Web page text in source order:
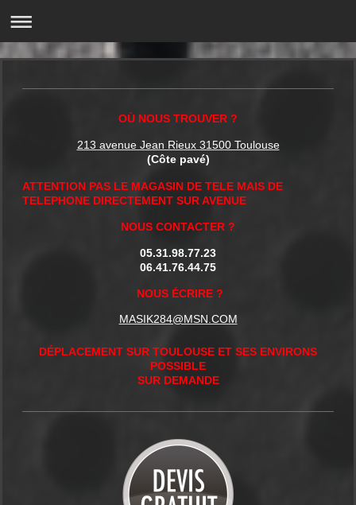
OÙ NOUS TROUVER ?
213 avenue Jean Rieux 31500 Toulouse
(Côte pavé)
ATTENTION PAS LE MAGASIN DE TELE MAIS DE
TELEPHONE DIRECTEMENT SUR AVENUE
NOUS CONTACTER ?
05.31.98.77.23
06.41.76.44.75
NOUS ÉCRIRE ?
MASIK284@MSN.COM
DÉPLACEMENT SUR TOULOUSE ET SES ENVIRONS
POSSIBLE
SUR DEMANDE